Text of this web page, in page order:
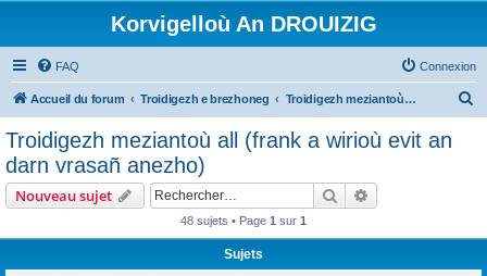
Korvigelloù An DROUIZIG
FAQ Connexion
Accueil du forum Troidigezh e brezhoneg Troidigezh meziantoù all (frank a wirioù evit an darn vrasañ anezho)
Troidigezh meziantoù all (frank a wirioù evit an
darn vrasañ anezho)
Nouveau sujet Rechercher
48 sujets • Page 1 sur 1
Sujets